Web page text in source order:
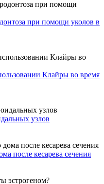
при помощи уколов в
Клайры во время
узлов
после кесарева сечения